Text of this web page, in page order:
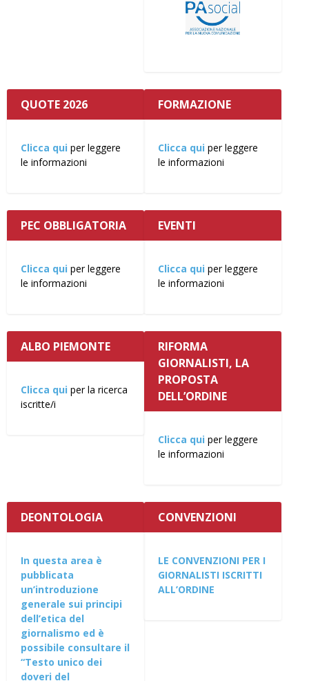
QUOTE 2026
Clicca qui per leggere
le informazioni
FORMAZIONE
Clicca qui per leggere
le informazioni
PEC OBBLIGATORIA
Clicca qui per leggere
le informazioni
EVENTI
Clicca qui per leggere
le informazioni
ALBO PIEMONTE
Clicca qui per la ricerca
iscritte/i
RIFORMA
GIORNALISTI, LA
PROPOSTA
DELL’ORDINE
Clicca qui per leggere
le informazioni
DEONTOLOGIA
In questa area è
pubblicata
un’introduzione
generale sui principi
dell’etica del
giornalismo ed è
possibile consultare il
“Testo unico dei
doveri del
CONVENZIONI
LE CONVENZIONI PER I
GIORNALISTI ISCRITTI
ALL’ORDINE